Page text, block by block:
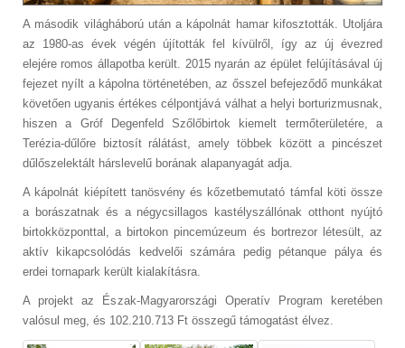
A második világháború után a kápolnát hamar kifosztották. Utoljára
az 1980-as évek végén újították fel kívülről, így az új évezred
elejére romos állapotba került. 2015 nyarán az épület felújításával új
fejezet nyílt a kápolna történetében, az ősszel befejeződő munkákat
követően ugyanis értékes célpontjává válhat a helyi borturizmusnak,
hiszen a Gróf Degenfeld Szőlőbirtok kiemelt termőterületére, a
Terézia-dűlőre biztosít rálátást, amely többek között a pincészet
dűlőszelektált hárslevelű borának alapanyagát adja.
A kápolnát kiépített tanösvény és kőzetbemutató támfal köti össze
a borászatnak és a négycsillagos kastélyszállónak otthont nyújtó
birtokközponttal, a birtokon pincemúzeum és bortrezor létesült, az
aktív kikapcsolódás kedvelői számára pedig pétanque pálya és
erdei tornapark került kialakításra.
A projekt az Észak-Magyarországi Operatív Program keretében
valósul meg, és 102.210.713 Ft összegű támogatást élvez.